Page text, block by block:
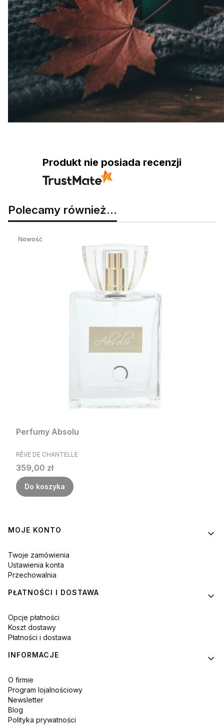
Produkt nie posiada recenzji
Polecamy również...
Nowość
Perfumy Absolu
PRODUCENT
RÊVE DE CHANTELLE
Cena
359,00 zł
Do koszyka
Linki w stopce
MOJE KONTO
Twoje zamówienia
Ustawienia konta
Przechowalnia
PŁATNOŚCI I DOSTAWA
Opcje płatności
Koszt dostawy
Płatności i dostawa
INFORMACJE
O firmie
Program lojalnościowy
Newsletter
Blog
Polityka prywatności